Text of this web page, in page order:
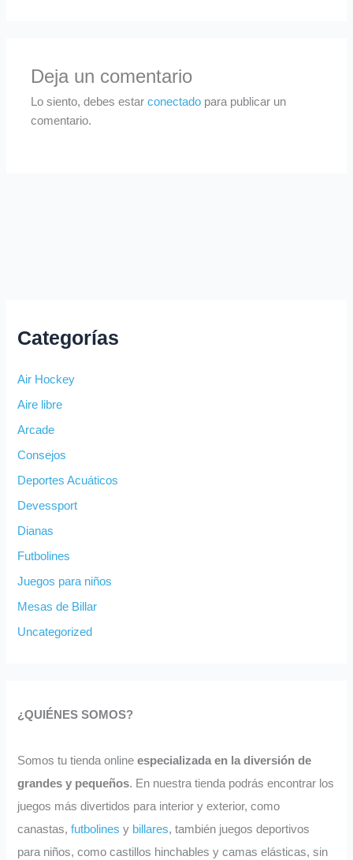
Deja un comentario
Lo siento, debes estarconectado para publicar un
comentario.
Categorías
Air Hockey
Aire libre
Arcade
Consejos
Deportes Acuáticos
Devessport
Dianas
Futbolines
Juegos para niños
Mesas de Billar
Uncategorized
¿QUIÉNES SOMOS?
Somos tu tienda onlineespecializada en la diversión de
grandes y pequeños. En nuestra tienda podrás encontrar los
juegos más divertidos para interior y exterior, como
canastas,futbolines y billares, también juegos deportivos
para niños, como castillos hinchables y camas elásticas, sin